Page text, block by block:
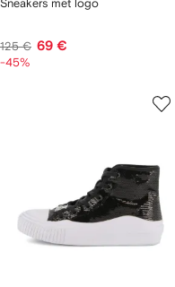
Sneakers met logo
125 € 69 €
-45%